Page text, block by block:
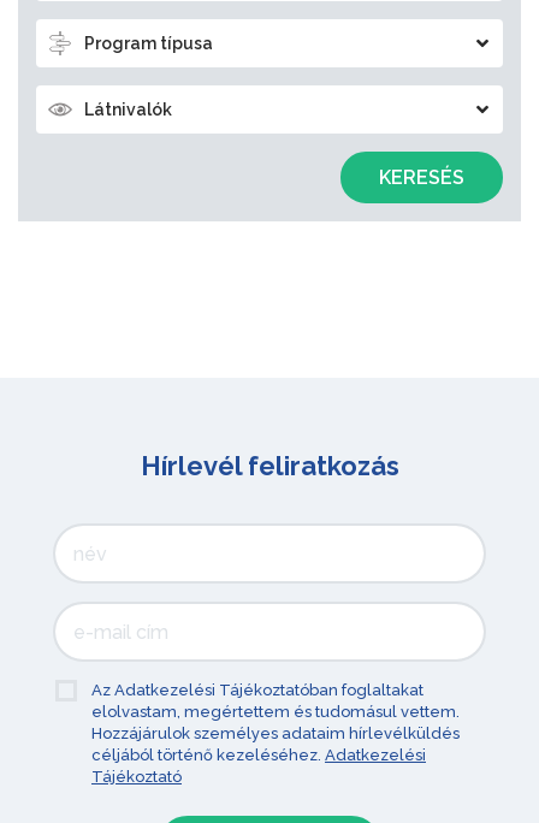
Program típusa
Látnivalók
KERESÉS
Hírlevél feliratkozás
Az Adatkezelési Tájékoztatóban foglaltakat
elolvastam, megértettem és tudomásul vettem.
Hozzájárulok személyes adataim hírlevélküldés
céljából történő kezeléséhez. Adatkezelési
Tájékoztató